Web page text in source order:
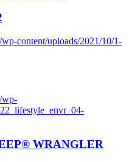
content/uploads/2021/10/1-
wp-
WRANGLER